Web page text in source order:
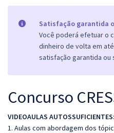
Satisfação garantida
Você poderá efetuar o
dinheiro de volta em
satisfação garantida ou
Concurso
VIDEOAULAS AUTOSSUFICIENTES:
1. Aulas com abordagem dos